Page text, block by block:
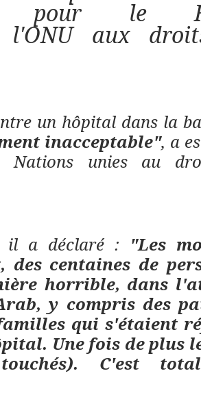
le
l'ONU aux
un hôpital dans la
inacceptable", a
Nations unies au
il a déclaré : "Les
des centaines de
horrible, dans
y compris des
qui s'étaient
Une fois de plus
C'est